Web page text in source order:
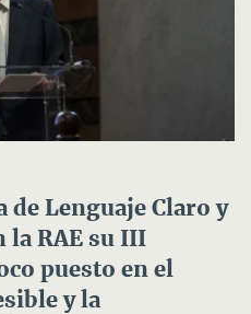
de Lenguaje Claro y
la RAE su III
puesto en el
y la